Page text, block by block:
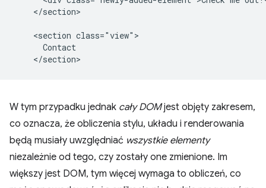
    </section>
    <section class="view">
      Contact
W tym przypadku jednak cały DOMjest objęty zakresem,
co oznacza, że obliczenia stylu, układu i renderowania
będą musiały uwzględniać wszystkie elementy
niezależnie od tego, czy zostały one zmienione. Im
większy jest DOM, tym więcej wymaga to obliczeń, co